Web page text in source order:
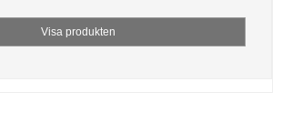
Visa produkten